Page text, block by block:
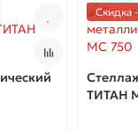
Скидка
ТИТАН